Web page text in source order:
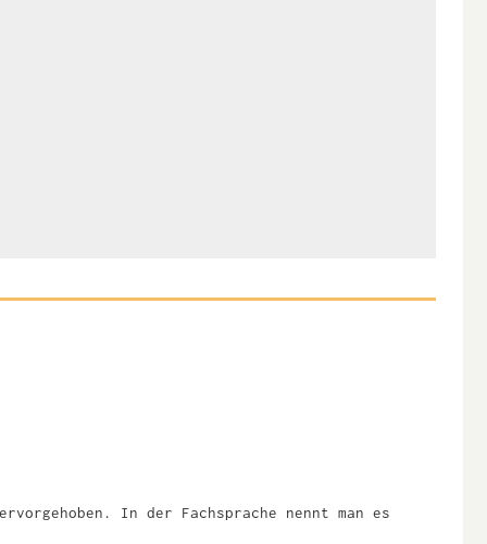
In der Fachsprache nennt man es